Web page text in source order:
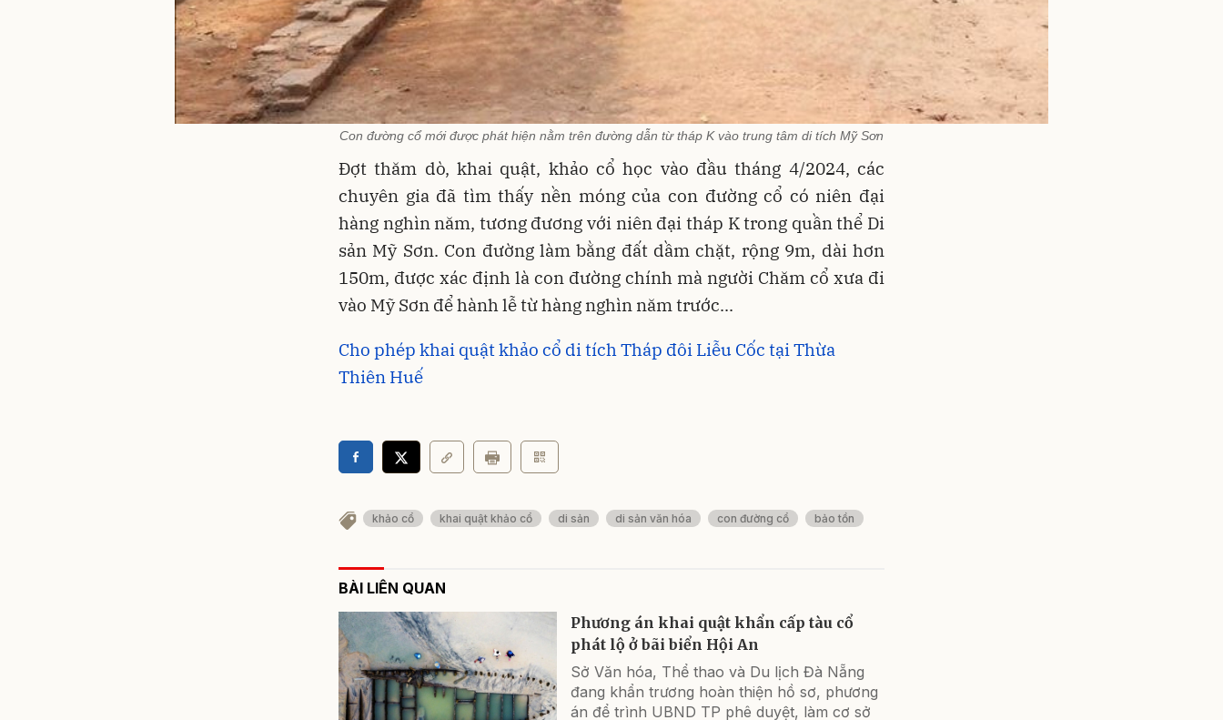
Con đường cổ mới được phát hiện nằm trên đường dẫn từ tháp K vào trung tâm di tích Mỹ Sơn
Đợt thăm dò, khai quật, khảo cổ học vào đầu tháng 4/2024, các
chuyên gia đã tìm thấy nền móng của con đường cổ có niên đại
hàng nghìn năm, tương đương với niên đại tháp K trong quần thể Di
sản Mỹ Sơn. Con đường làm bằng đất dầm chặt, rộng 9m, dài hơn
150m, được xác định là con đường chính mà người Chăm cổ xưa đi
vào Mỹ Sơn để hành lễ từ hàng nghìn năm trước...
Cho phép khai quật khảo cổ di tích Tháp đôi Liễu Cốc tại Thừa
Thiên Huế
khảo cổ khai quật khảo cổ di sản di sản văn hóa con đường cổ bảo tồn
BÀI LIÊN QUAN
Phương án khai quật khẩn cấp tàu cổ
phát lộ ở bãi biển Hội An
Sở Văn hóa, Thể thao và Du lịch Đà Nẵng
đang khẩn trương hoàn thiện hồ sơ, phương
án để trình UBND TP phê duyệt, làm cơ sở